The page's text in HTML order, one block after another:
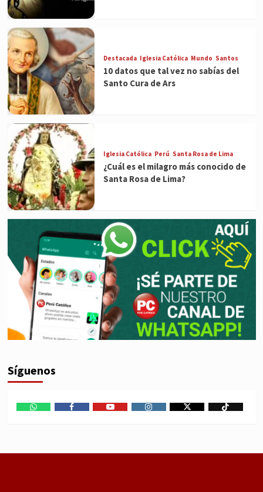
Destacada Iglesia Católica Mundo Santos
10 datos que tal vez no sabías del
Santo Cura de Ars
Iglesia Católica Perú Santa Rosa de Lima
¿Cuál es el milagro más conocido de
Santa Rosa de Lima?
Síguenos